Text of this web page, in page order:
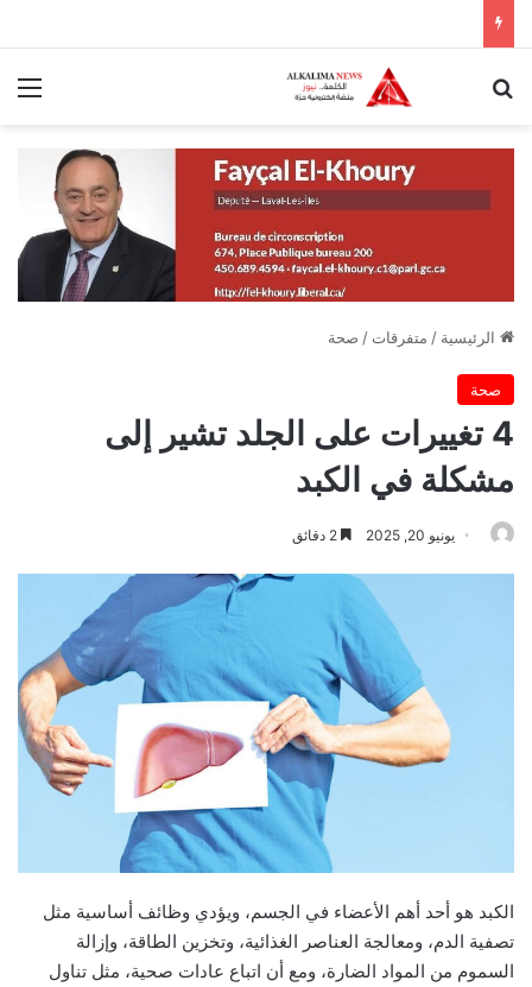
الرئيسية / متفرقات / صحة
صحة
4 تغييرات على الجلد تشير إلى
مشكلة في الكبد
يونيو 20, 2025
الكبد هو أحد أهم الأعضاء في الجسم، ويؤدي وظائف أساسية مثل
تصفية الدم، ومعالجة العناصر الغذائية، وتخزين الطاقة، وإزالة
السموم من المواد الضارة، ومع أن اتباع عادات صحية، مثل تناول